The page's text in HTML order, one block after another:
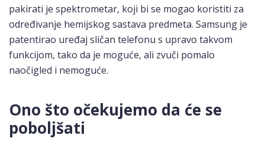
pakirati je spektrometar, koji bi se mogao koristiti za
određivanje hemijskog sastava predmeta. Samsung je
patentirao uređaj sličan telefonu s upravo takvom
funkcijom, tako da je moguće, ali zvuči pomalo
naočigled i nemoguće.
Ono što očekujemo da će se
poboljšati